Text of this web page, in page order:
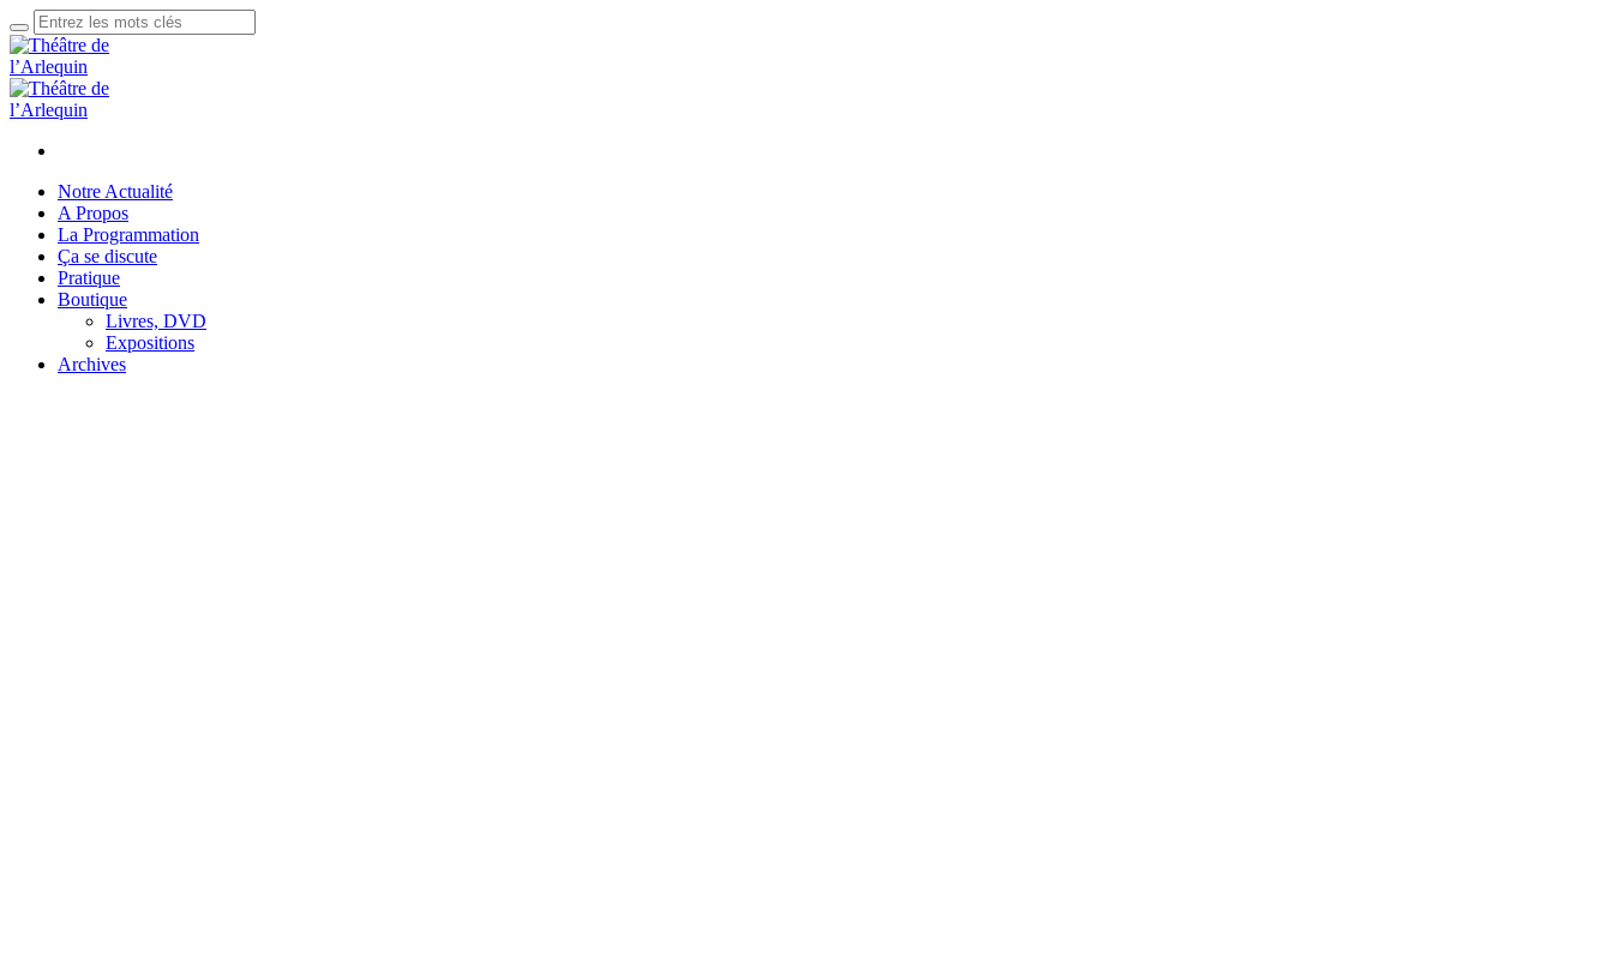
Notre Actualité
A Propos
La Programmation
Ça se discute
Pratique
Boutique
Livres, DVD
Expositions
Archives